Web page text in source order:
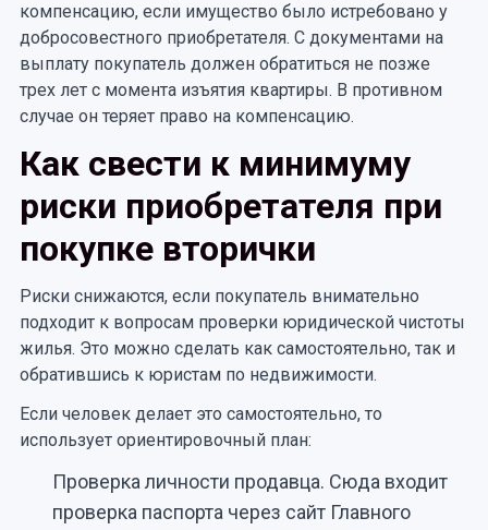
компенсацию, если имущество было истребовано у
добросовестного приобретателя. С документами на
выплату покупатель должен обратиться не позже
трех лет с момента изъятия квартиры. В противном
случае он теряет право на компенсацию.
Как свести к минимуму
риски приобретателя при
покупке вторички
Риски снижаются, если покупатель внимательно
подходит к вопросам проверки юридической чистоты
жилья. Это можно сделать как самостоятельно, так и
обратившись к юристам по недвижимости.
Если человек делает это самостоятельно, то
использует ориентировочный план:
Проверка личности продавца. Сюда входит
проверка паспорта через сайт Главного